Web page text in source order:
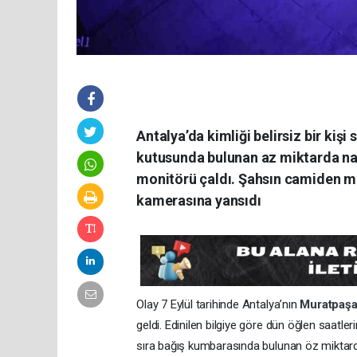
Antalya’da kimliği belirsiz bir kişi
kutusunda bulunan az miktarda
monitörü çaldı. Şahsın camiden
kamerasına yansıdı
Olay 7 Eylül tarihinde Antalya’nın
geldi. Edinilen bilgiye göre dün öğlen
sıra bağış kumbarasında bulunan öz